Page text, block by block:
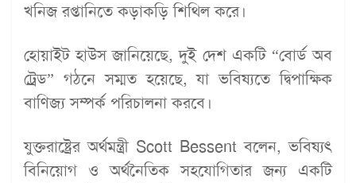
খনিজ রপ্তানিতে কড়াকড়ি শিথিল করে।
হোয়াইট হাউস জানিয়েছে, দুই দেশ একটি “বোর্ড অব
ট্রেড” গঠনে সম্মত হয়েছে, যা ভবিষ্যতে দ্বিপাক্ষিক
বাণিজ্য সম্পর্ক পরিচালনা করবে।
যুক্তরাষ্ট্রের অর্থমন্ত্রী Scott Bessent বলেন, ভবিষ্যৎ
বিনিয়োগ ও অর্থনৈতিক সহযোগিতার জন্য একটি